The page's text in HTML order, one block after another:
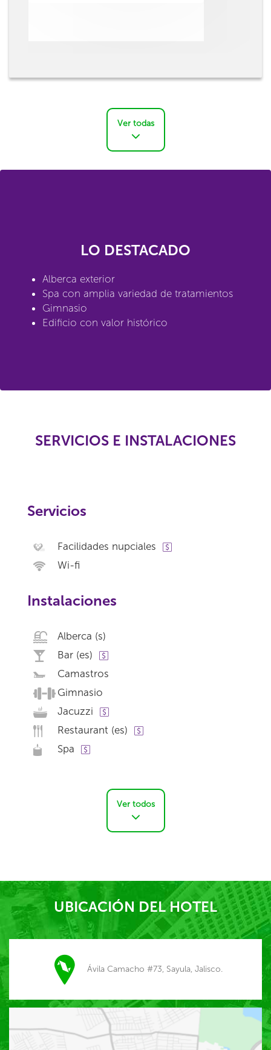
Ver todas
LO DESTACADO
Alberca exterior
Spa con amplia variedad de tratamientos
Gimnasio
Edificio con valor histórico
SERVICIOS E INSTALACIONES
Servicios
Facilidades nupciales
Wi-fi
Instalaciones
Alberca (s)
Bar (es)
Camastros
Gimnasio
Jacuzzi
Restaurant (es)
Spa
Ver todos
UBICACIÓN DEL HOTEL
Ávila Camacho #73, Sayula, Jalisco.